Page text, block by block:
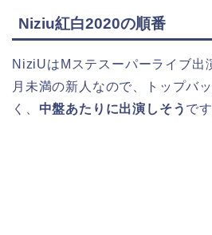
Niziu紅白2020の順番
NiziUはMステスーパーライブ出
月未満の新人なので、トップバ
く、 中盤あたりに出演しそう です